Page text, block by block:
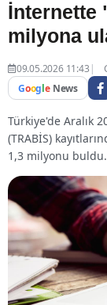
İnternette
milyona
09.05.2026 11:43
Google News
Türkiye'de Aralık
(TRABİS)
1,3 milyonu buldu.